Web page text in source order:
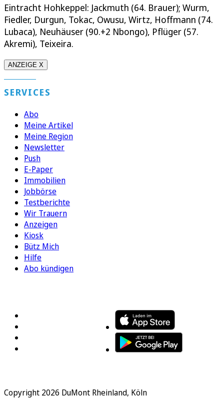
Eintracht Hohkeppel: Jackmuth (64. Brauer); Wurm,
Fiedler, Durgun, Tokac, Owusu, Wirtz, Hoffmann (74.
Lubaca), Neuhäuser (90.+2 Nbongo), Pflüger (57.
Akremi), Teixeira.
ANZEIGE X
SERVICES
Abo
Meine Artikel
Meine Region
Newsletter
Push
E-Paper
Immobilien
Jobbörse
Testberichte
Wir Trauern
Anzeigen
Kiosk
Bütz Mich
Hilfe
Abo kündigen
Copyright 2026 DuMont Rheinland, Köln